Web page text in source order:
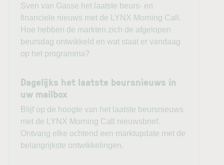
Amerikaanse banenrapport van belang zijn. Een beweging
Amerikaanse staatsobligatiesvertaalt zich doorgaans
snel naar Europese kapitaalmarktrentes en daarmee naar
de waardering van technologie, vastgoed en andere
rentegevoelige sectoren.
voor Europa relatief ongunstig vanwege de grote energie-
importafhankelijkheid en kunnen opnieuw zorgen voor
inflatoire druk. Energieaandelen kunnen daar juist
gedeeltelijk van profiteren.
Daarmee eindigt de beursweek zoals deze de afgelopen
Sven van Gasse het laatste beurs- en
financiele nieuws met de LYNX Morning Call.
Hoe hebben de markten zich de afgelopen
beursdag ontwikkeld en wat staat er vandaag
op het programma?
Dagelijks het laatste beursnieuws in
uw mailbox
Blijf op de hoogte van het laatste beursnieuws
met de LYNX Morning Call nieuwsbrief.
Ontvang elke ochtend een marktupdate met de
belangrijkste ontwikkelingen.